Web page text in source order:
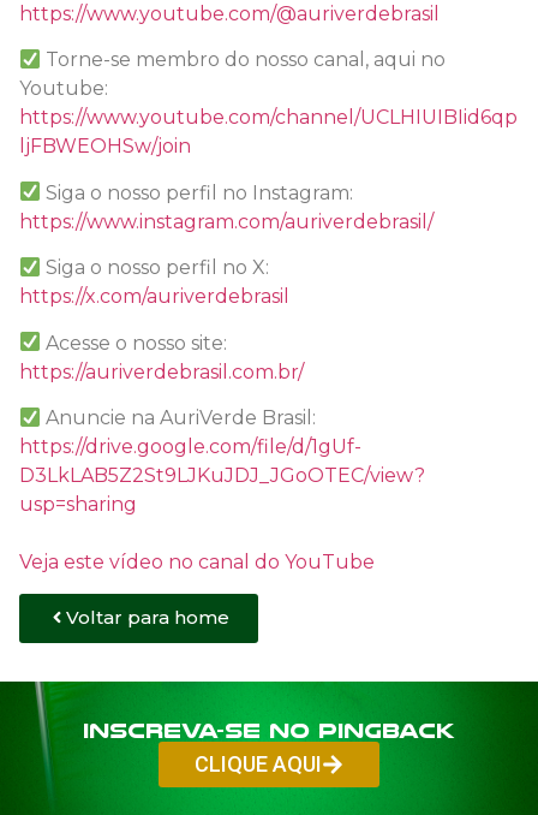
https://www.youtube.com/@auriverdebrasil
Torne-se membro do nosso canal, aqui no
Youtube:
https://www.youtube.com/channel/UCLHIUIBIid6qp
ljFBWEOHSw/join
Siga o nosso perfil no Instagram:
https://www.instagram.com/auriverdebrasil/
Siga o nosso perfil no X:
https://x.com/auriverdebrasil
Acesse o nosso site:
https://auriverdebrasil.com.br/
Anuncie na AuriVerde Brasil:
https://drive.google.com/file/d/1gUf-
D3LkLAB5Z2St9LJKuJDJ_JGoOTEC/view?
usp=sharing
Veja este vídeo no canal do YouTube
Voltar para home
Inscreva-se no PINGBACK
CLIQUE AQUI